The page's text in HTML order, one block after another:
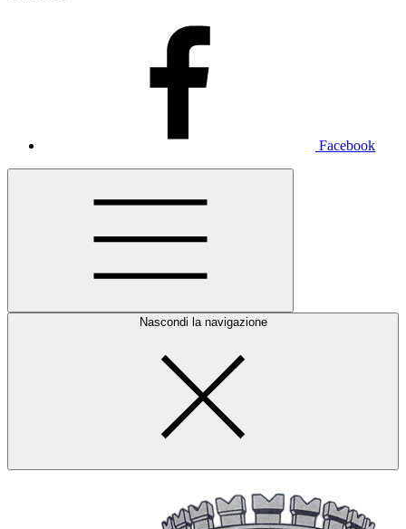
Facebook
Nascondi la navigazione